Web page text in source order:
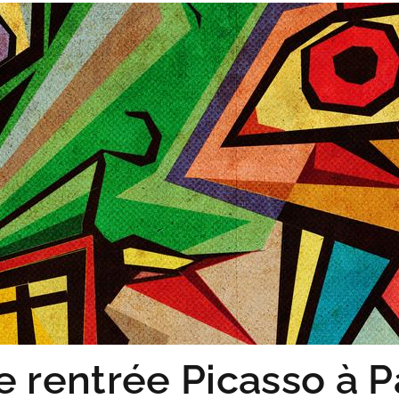
rentrée Picasso à